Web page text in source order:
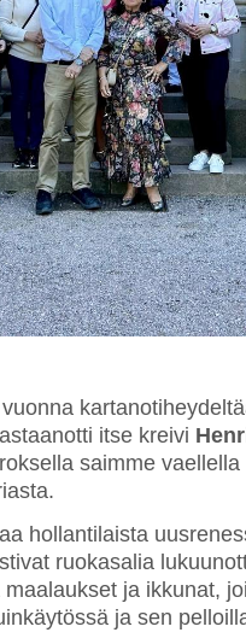
itse kreivi
saimme
hollantilaista
ruokasalia
ja ikkunat,
ja sen